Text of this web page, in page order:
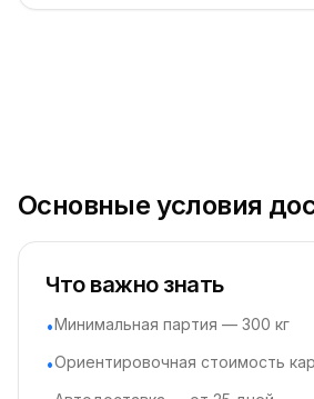
Основные условия
Что важно знать
•Минимальная партия — 300 кг
•Ориентировочная стоимость